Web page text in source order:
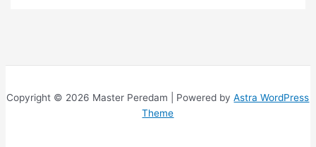
Copyright © 2026 Master Peredam | Powered byAstra WordPress
Theme